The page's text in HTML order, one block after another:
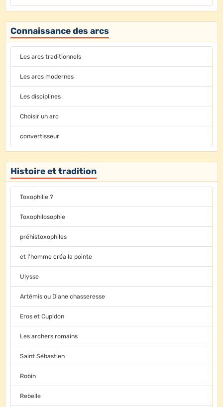
Connaissance des arcs
Les arcs traditionnels
Les arcs modernes
Les disciplines
Choisir un arc
convertisseur
Histoire et tradition
Toxophilie ?
Toxophilosophie
préhistoxophiles
et l'homme créa la pointe
Ulysse
Artémis ou Diane chasseresse
Eros et Cupidon
Les archers romains
Saint Sébastien
Robin
Rebelle